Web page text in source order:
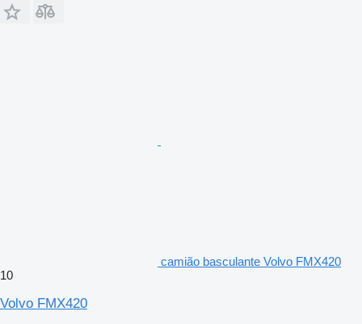
camião basculante Volvo FMX420
10
Volvo FMX420